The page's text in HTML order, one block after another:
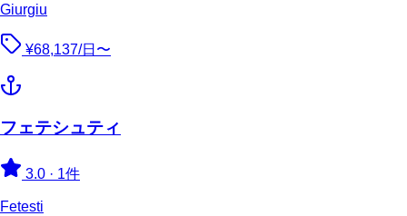
Giurgiu
¥68,137/日〜
フェテシュティ
3.0 · 1件
Fetesti